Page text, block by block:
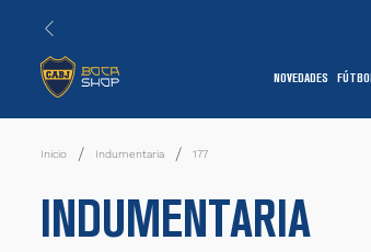
NOVEDADES
Indumentaria 177
INDUMENTARIA